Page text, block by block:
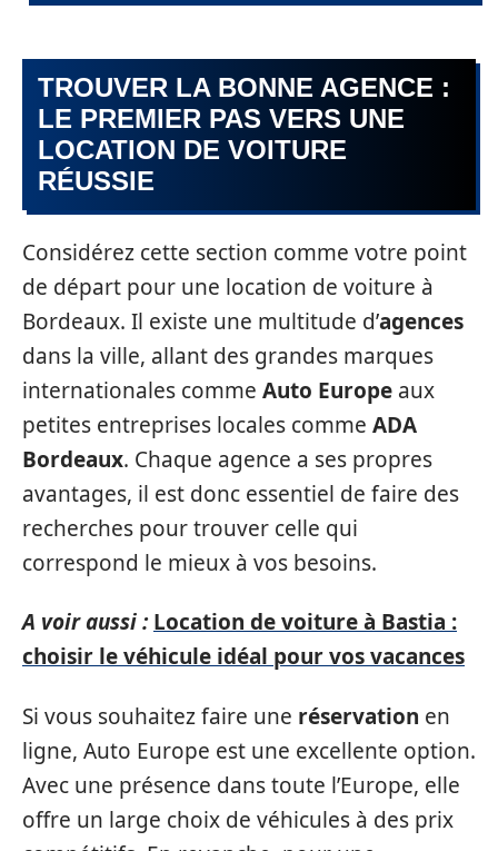
TROUVER LA BONNE AGENCE :
LE PREMIER PAS VERS UNE
LOCATION DE VOITURE
RÉUSSIE
Considérez cette section comme votre point
de départ pour une location de voiture à
Bordeaux. Il existe une multitude d’agences
dans la ville, allant des grandes marques
internationales comme Auto Europe aux
petites entreprises locales comme ADA
Bordeaux. Chaque agence a ses propres
avantages, il est donc essentiel de faire des
recherches pour trouver celle qui
correspond le mieux à vos besoins.
A voir aussi : Location de voiture à Bastia :
choisir le véhicule idéal pour vos vacances
Si vous souhaitez faire une réservation en
ligne, Auto Europe est une excellente option.
Avec une présence dans toute l’Europe, elle
offre un large choix de véhicules à des prix